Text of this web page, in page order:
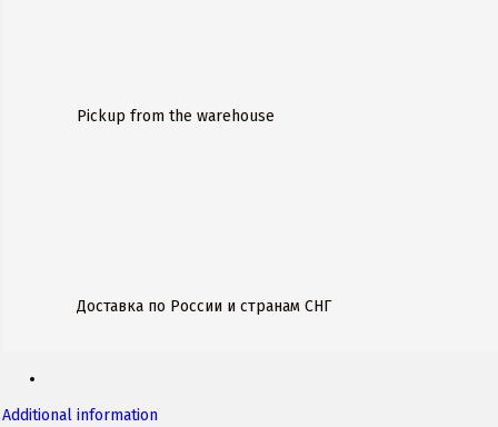
Pickup from the warehouse
Доставка по России и странам СНГ
Additional information